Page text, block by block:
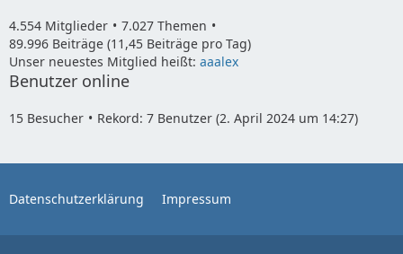
4.554 Mitglieder
7.027 Themen
89.996 Beiträge (11,45 Beiträge pro Tag)
Unser neuestes Mitglied heißt: aaalex
Benutzer online
15 Besucher Rekord: 7 Benutzer (2. April 2024 um 14:27)
Datenschutzerklärung Impressum